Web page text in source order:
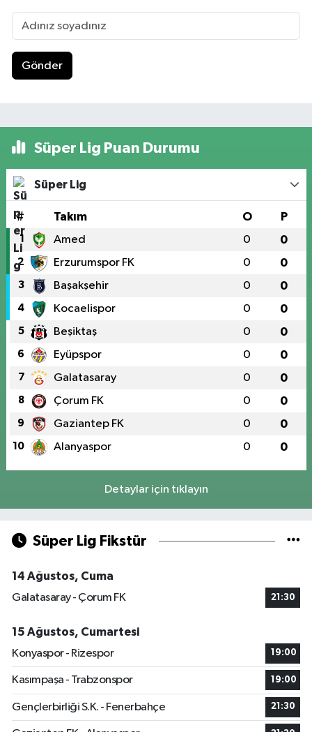
Gönder
Süper Lig Puan Durumu
Süper Lig
# Takım O P
1 Amed 0 0
2 Erzurumspor FK 0 0
3 Başakşehir 0 0
4 Kocaelispor 0 0
5 Beşiktaş 0 0
6 Eyüpspor 0 0
7 Galatasaray 0 0
8 Çorum FK 0 0
9 Gaziantep FK 0 0
10 Alanyaspor 0 0
Detaylar için tıklayın
Süper Lig Fikstür
14 Ağustos, Cuma
Galatasaray - Çorum FK
21:30
15 Ağustos, Cumartesi
Konyaspor - Rizespor
19:00
Kasımpaşa - Trabzonspor 19:00
Gençlerbirliği S.K. - Fenerbahçe 21:30